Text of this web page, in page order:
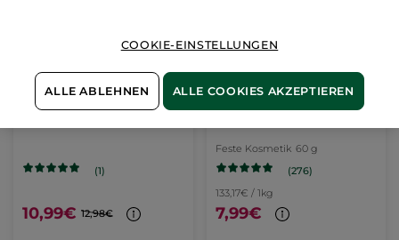
Set Feste Haarpflege
(1)
10,99€ 12,98€
Festes Shampoo Glanz
Feste Kosmetik 60 g
(276)
133,17€ / 1kg
7,99€
COOKIE-EINSTELLUNGEN
ALLE ABLEHNEN ALLE COOKIES AKZEPTIEREN